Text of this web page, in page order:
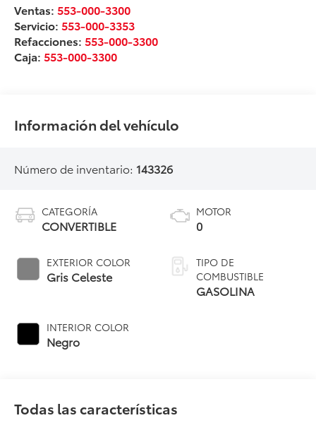
Ventas:553-000-3300
Servicio:553-000-3353
Refacciones:553-000-3300
Caja:553-000-3300
Información del vehículo
Número de inventario: 143326
CATEGORÍA
CONVERTIBLE
EXTERIOR COLOR
Gris Celeste
INTERIOR COLOR
Negro
MOTOR
0
TIPO DE
COMBUSTIBLE
GASOLINA
Todas las características